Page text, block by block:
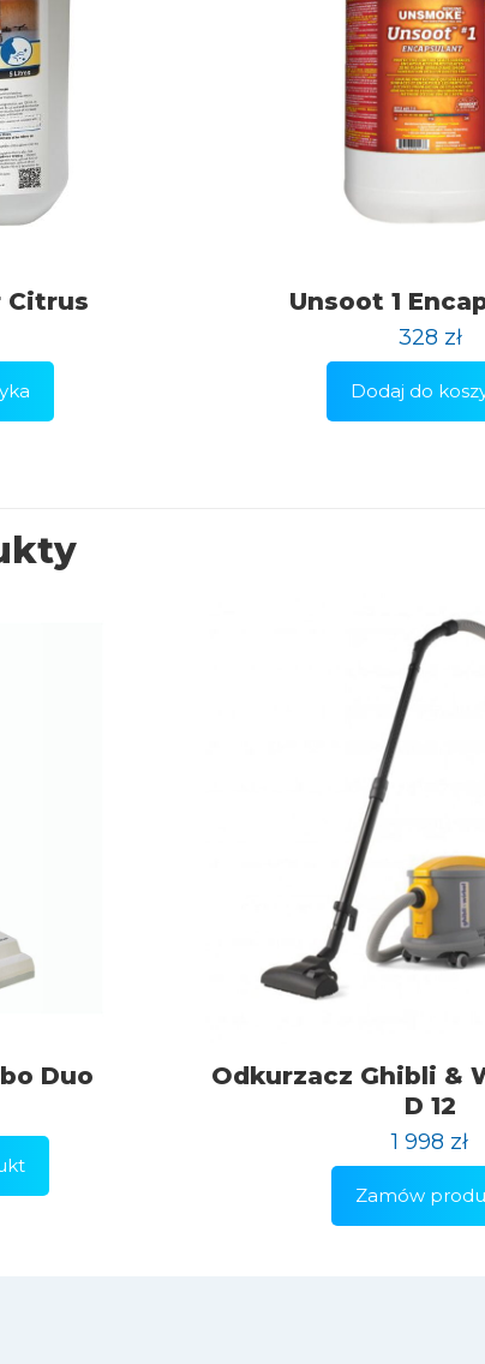
Citrus Unsoot 1
328 zł
Dodaj do
Duo
Odkurzacz Ghibli &
D 12
1 998 zł
Zamów